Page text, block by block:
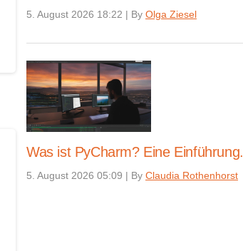
5. August 2026 18:22 | By Olga Ziesel
Was ist PyCharm? Eine Einführung.
5. August 2026 05:09 | By Claudia Rothenhorst